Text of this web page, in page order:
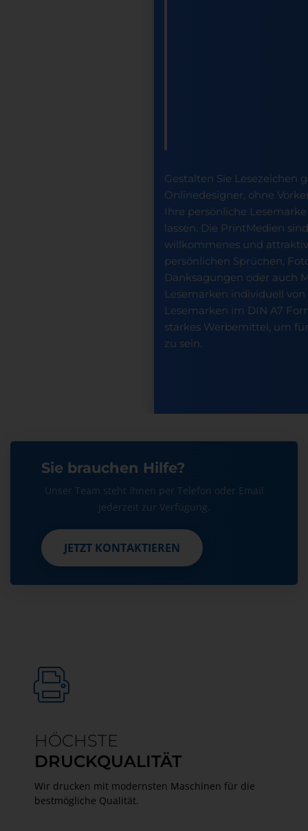
Gestalten Sie Lesezeichen
Onlinedesigner, ohne
Ihre persönliche
lassen. Die PrintMedien
willkommenes und
persönlichen Sprüchen,
Danksagungen oder auch
Lesemarken individuell
Lesemarken im DIN A7
starkes Werbemittel, um
zu sein.
Sie brauchen Hilfe?
Unser Team steht Ihnen per Telefon oder Email
jederzeit zur Verfügung.
JETZT KONTAKTIEREN
JETZT KONTAKTIEREN
HÖCHSTE
DRUCKQUALITÄT
Wir drucken mit modernsten Maschinen für die
bestmögliche Qualität.